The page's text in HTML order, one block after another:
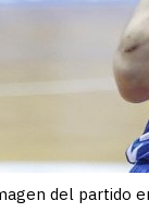
del partido